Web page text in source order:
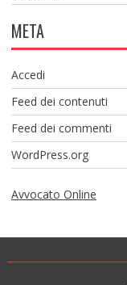
META
Accedi
Feed dei contenuti
Feed dei commenti
WordPress.org
Avvocato Online